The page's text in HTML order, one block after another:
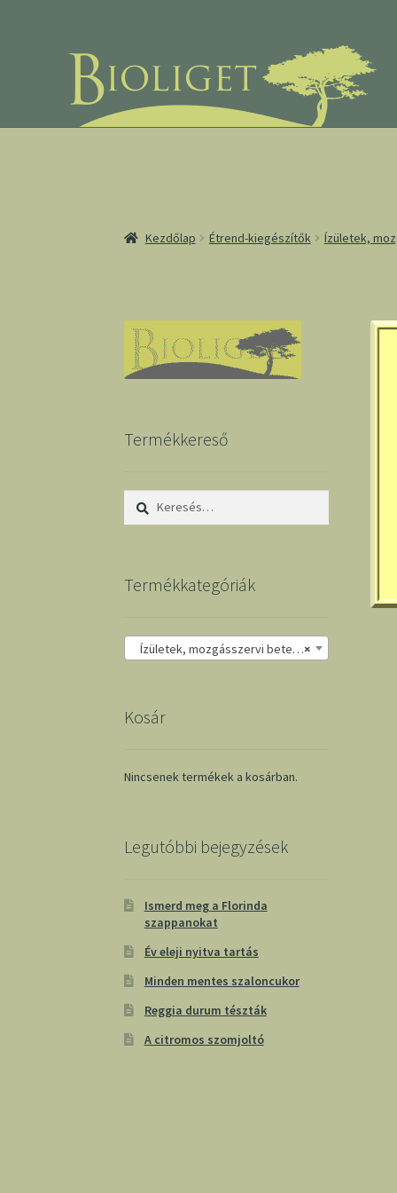
Kezdőlap Étrend-kiegészítők Ízületek,
Termékkereső
Keresés:
Termékkategóriák
×
Ízületek, mozgásszervi betegségek
Kosár
Nincsenek termékek a kosárban.
Legutóbbi bejegyzések
Ismerd meg a Florinda
szappanokat
Év eleji nyitva tartás
Minden mentes szaloncukor
Reggia durum tészták
A citromos szomjoltó